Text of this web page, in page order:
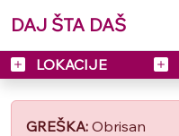
DAJ ŠTA DAŠ
LOKACIJE
GREŠKA: Obrisan